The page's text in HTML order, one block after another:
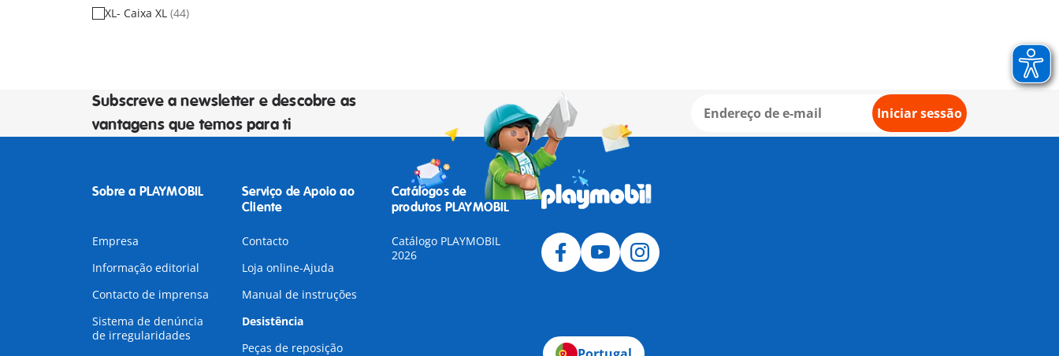
XL- Caixa XL (44)
Subscreve a newsletter e descobre as
vantagens que temos para ti
Iniciar sessão
Sobre a PLAYMOBIL
Empresa
Informação editorial
Contacto de imprensa
Sistema de denúncia
de irregularidades
Serviço de Apoio ao
Cliente
Contacto
Loja online-Ajuda
Manual de instruções
Desistência
Peças de reposição
Catálogos de
produtos PLAYMOBIL
Catálogo PLAYMOBIL
2026